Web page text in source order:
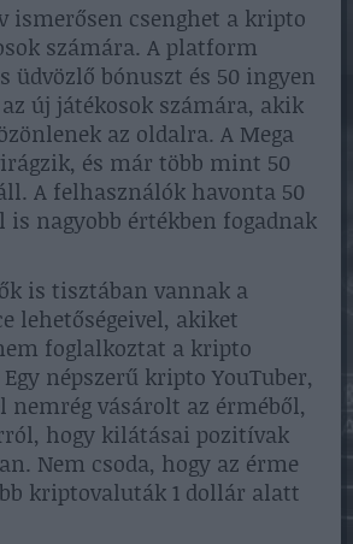
ismerősen csenghet a kripto
számára. A platform
üdvözlő bónuszt és 50 ingyen
új játékosok számára, akik
az oldalra. A Mega
és már több mint 50
A felhasználók havonta 50
nagyobb értékben fogadnak
is tisztában vannak a
lehetőségeivel, akiket
foglalkoztat a kripto
népszerű kripto YouTuber,
nemrég vásárolt az érméből,
hogy kilátásai pozitívak
Nem csoda, hogy az érme
kriptovaluták 1 dollár alatt